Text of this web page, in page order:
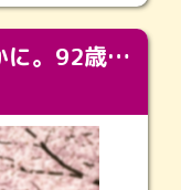
同窓会のように、なごやかに。92歳の旅立ちを彩った、再会と感謝の場